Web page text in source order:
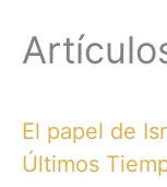
El papel de
Últimos